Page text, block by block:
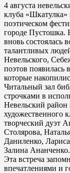
4 августа
клуба
поэтическом
городе Пустошка.
вновь состоялась
талантливых
Невельского,
поэтов появилась
которые
Читальный зал
строчками в
Невельский район
художественного
творческий дуэт
Столярова,
Даниленко,
Залина Ананченко.
Эта встреча
впечатлениями и